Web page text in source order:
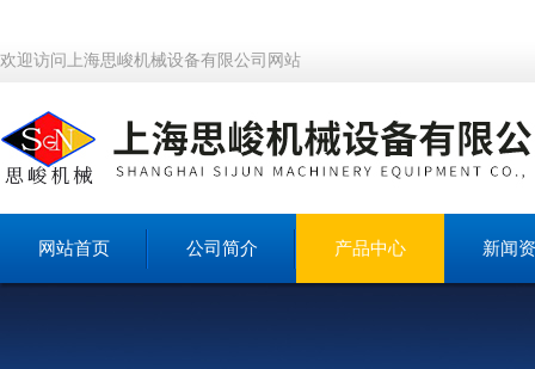
欢迎访问上海思峻机械设备有限公司网站
网站首页 公司简介 产品中心 新闻